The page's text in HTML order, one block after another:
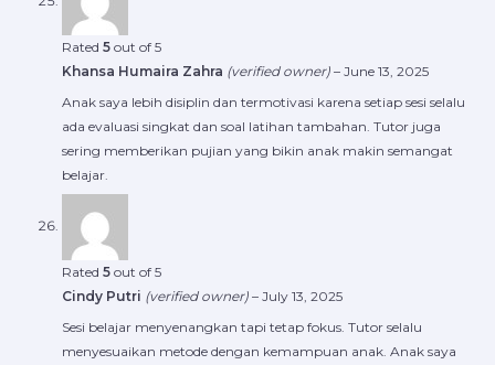
Rated 5 out of 5
Khansa Humaira Zahra (verified owner) – June 13, 2025
Anak saya lebih disiplin dan termotivasi karena setiap sesi selalu
ada evaluasi singkat dan soal latihan tambahan. Tutor juga
sering memberikan pujian yang bikin anak makin semangat
belajar.
Rated 5 out of 5
Cindy Putri (verified owner) – July 13, 2025
Sesi belajar menyenangkan tapi tetap fokus. Tutor selalu
menyesuaikan metode dengan kemampuan anak. Anak saya